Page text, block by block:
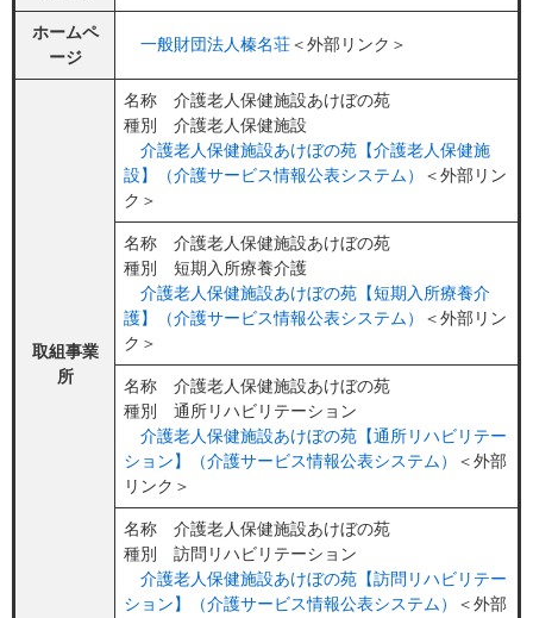
ホームペ
ージ
一般財団法人榛名荘＜外部リンク＞
取組事業
所
名称 介護老人保健施設あけぼの苑
種別 介護老人保健施設
介護老人保健施設あけぼの苑【介護老人保健施
設】（介護サービス情報公表システム）
＜外部リン
ク＞
名称 介護老人保健施設あけぼの苑
種別 短期入所療養介護
介護老人保健施設あけぼの苑【短期入所療養介
護】（介護サービス情報公表システム）
＜外部リン
ク＞
名称 介護老人保健施設あけぼの苑
種別 通所リハビリテーション
介護老人保健施設あけぼの苑【通所リハビリテー
ション】（介護サービス情報公表システム）
＜外部
リンク＞
名称 介護老人保健施設あけぼの苑
種別 訪問リハビリテーション
介護老人保健施設あけぼの苑【訪問リハビリテー
ション】（介護サービス情報公表システム）
＜外部